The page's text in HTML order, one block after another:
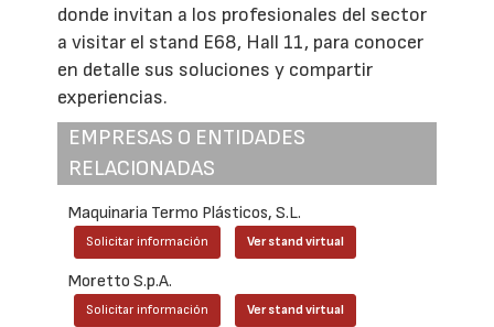
donde invitan a los profesionales del sector
a visitar el stand E68, Hall 11, para conocer
en detalle sus soluciones y compartir
experiencias.
EMPRESAS O ENTIDADES
RELACIONADAS
Maquinaria Termo Plásticos, S.L.
Solicitar información Ver stand virtual
Moretto S.p.A.
Solicitar información Ver stand virtual